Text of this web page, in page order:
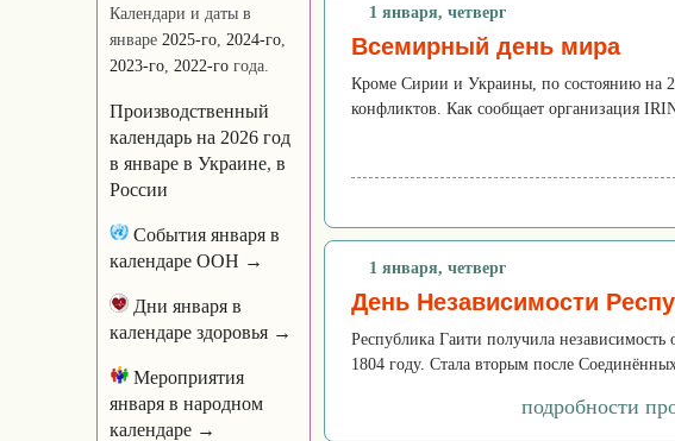
Календари и даты в
январе 2025-го, 2024-го,
2023-го, 2022-го года.
Производственный
календарь на 2026 год
в январе в Украине, в
России
События января в
календаре ООН →
Дни января в
календаре здоровья →
Мероприятия
января в народном
календаре →
1 января, четверг
Всемирный день мира
Кроме Сирии и Украины, по состоянию на
конфликтов. Как сообщает организация
1 января, четверг
День Независимости
Республика Гаити получила
1804 году. Стала вторым после
подробности